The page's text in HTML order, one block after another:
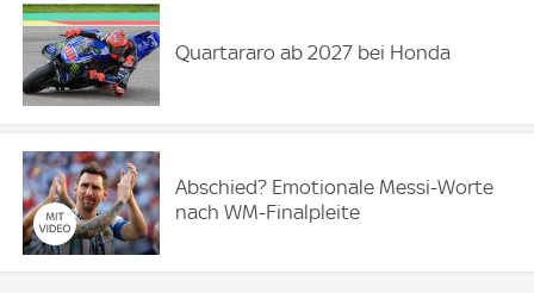
Quartararo ab 2027 bei Honda
Abschied? Emotionale Messi-Worte
nach WM-Finalpleite